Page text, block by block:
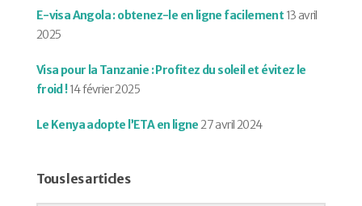
E-visa Angola : obtenez-le en ligne facilement 13 avril
2025
Visa pour la Tanzanie : Profitez du soleil et évitez le
froid !14 février 2025
Le Kenya adopte l’ETA en ligne27 avril 2024
Tous les articles